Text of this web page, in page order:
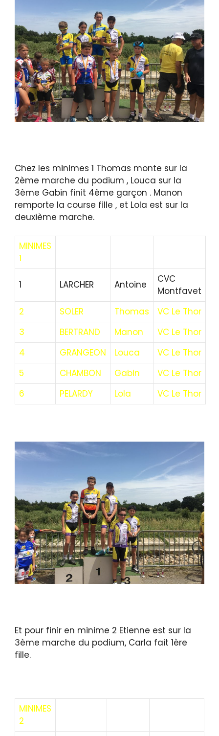
Chez les minimes 1 Thomas monte sur la
2ème marche du podium , Louca sur la
3ème Gabin finit 4ème garçon . Manon
remporte la course fille , et Lola est sur la
deuxième marche.
MINIMES
1
1 LARCHER Antoine
CVC
Montfavet
2
SOLER Thomas
VC Le Thor
3
BERTRAND Manon
VC Le Thor
4
GRANGEON Louca
VC Le Thor
5
CHAMBON Gabin
VC Le Thor
6
PELARDY Lola VC Le Thor
Et pour finir en minime 2 Etienne est sur la
3ème marche du podium, Carla fait 1ère
fille.
MINIMES
2